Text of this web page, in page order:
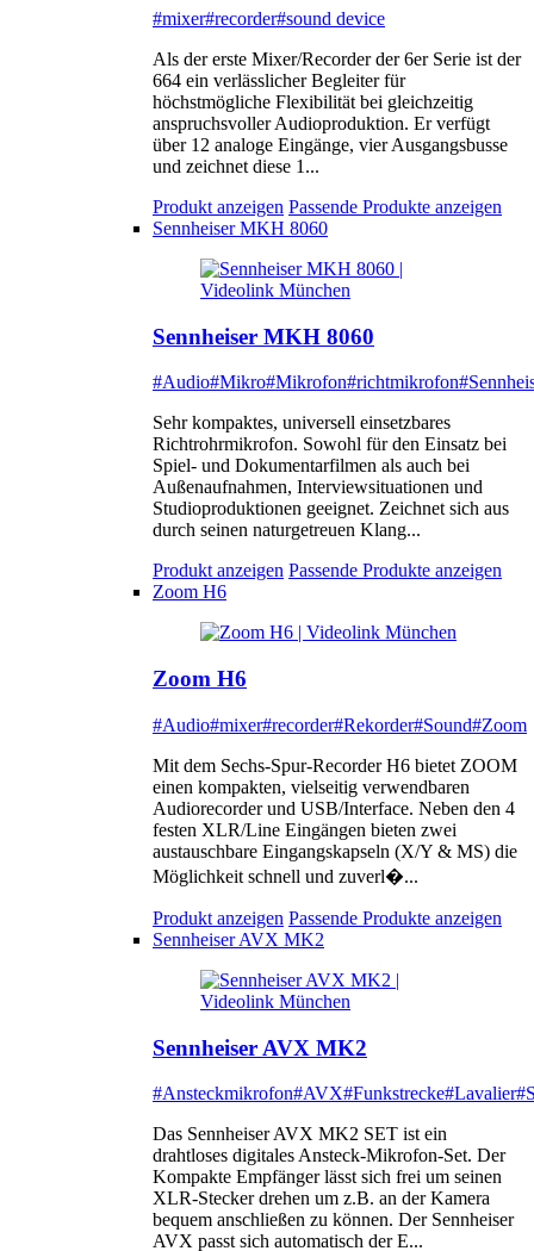
#mixer#recorder#sound device
Als der erste Mixer/Recorder der 6er Serie ist der
664 ein verlässlicher Begleiter für
höchstmögliche Flexibilität bei gleichzeitig
anspruchsvoller Audioproduktion. Er verfügt
über 12 analoge Eingänge, vier Ausgangsbusse
und zeichnet diese 1...
Produkt anzeigen Passende Produkte anzeigen
Sennheiser MKH 8060
Sennheiser MKH 8060
#Audio#Mikro#Mikrofon#richtmikrofon
Sehr kompaktes, universell einsetzbares
Richtrohrmikrofon. Sowohl für den Einsatz bei
Spiel- und Dokumentarfilmen als auch bei
Außenaufnahmen, Interviewsituationen und
Studioproduktionen geeignet. Zeichnet sich aus
durch seinen naturgetreuen Klang...
Produkt anzeigen Passende Produkte anzeigen
Zoom H6
Zoom H6
#Audio#mixer#recorder#Rekorder#Sound#Zoom
Mit dem Sechs-Spur-Recorder H6 bietet ZOOM
einen kompakten, vielseitig verwendbaren
Audiorecorder und USB/Interface. Neben den 4
festen XLR/Line Eingängen bieten zwei
austauschbare Eingangskapseln (X/Y & MS) die
Möglichkeit schnell und zuverl�...
Produkt anzeigen Passende Produkte anzeigen
Sennheiser AVX MK2
Sennheiser AVX MK2
#Ansteckmikrofon#AVX#Funkstrecke#Lavalier
Das Sennheiser AVX MK2 SET ist ein
drahtloses digitales Ansteck-Mikrofon-Set. Der
Kompakte Empfänger lässt sich frei um seinen
XLR-Stecker drehen um z.B. an der Kamera
bequem anschließen zu können. Der Sennheiser
AVX passt sich automatisch der E...